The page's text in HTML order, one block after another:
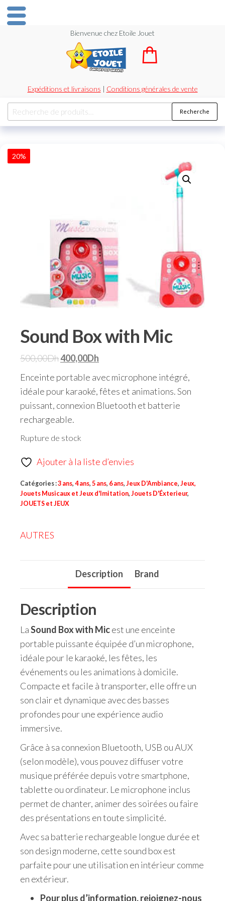
Bienvenue chez Etoile Jouet
Expéditions et livraisons | Conditions générales de vente
Recherche
20%
Sound Box with Mic
500,00Dh400,00Dh
Enceinte portable avec microphone intégré,
idéale pour karaoké, fêtes et animations. Son
puissant, connexion Bluetooth et batterie
rechargeable.
Rupture de stock
Ajouter à la liste d’envies
Catégories :3 ans, 4 ans, 5 ans, 6 ans, Jeux D'Ambiance, Jeux,
Jouets Musicaux et Jeux d'Imitation, Jouets D'Éxterieur,
JOUETS et JEUX
AUTRES
Description Brand
Description
LaSound Box with Micest une enceinte
portable puissante équipée d’un microphone,
idéale pour le karaoké, les fêtes, les
événements ou les animations à domicile.
Compacte et facile à transporter, elle offre un
son clair et dynamique avec des basses
profondes pour une expérience audio
immersive.
Grâce à sa connexion Bluetooth, USB ou AUX
(selon modèle), vous pouvez diffuser votre
musique préférée depuis votre smartphone,
tablette ou ordinateur. Le microphone inclus
permet de chanter, animer des soirées ou faire
des présentations en toute simplicité.
Avec sa batterie rechargeable longue durée et
son design moderne, cette sound box est
parfaite pour une utilisation en intérieur comme
en extérieur.
Pour plus d’information, rejoignez-nous